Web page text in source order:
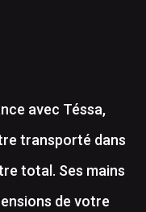
avec Téssa,
transporté dans
total. Ses mains
de votre